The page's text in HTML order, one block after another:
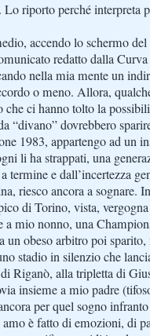
riporto perché interpreta
accendo lo schermo
redatto dalla
nella mia mente un
o meno. Allora,
che ci hanno tolto la
“divano” dovrebbero
1983, appartengo ad un
li ha strappati, una
termine e dall’incertezza
riesco ancora a sognare.
di Torino, vista,
a mio nonno, una
un obeso arbitro poi
stadio in silenzio che
Riganò, alla tripletta di
insieme a mio padre
per quel sogno
è fatto di emozioni, di